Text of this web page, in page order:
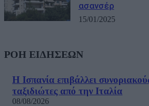
ασανσέρ
15/01/2025
ΡΟΗ ΕΙΔΗΣΕΩΝ
Η Ισπανία επιβάλλει
ταξιδιώτες από την Ιταλία
08/08/2026